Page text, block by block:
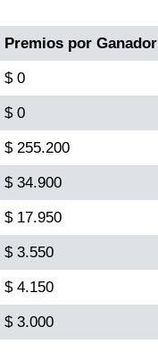
Premios por Ganador
$ 0
$ 0
$ 255.200
$ 34.900
$ 17.950
$ 3.550
$ 4.150
$ 3.000